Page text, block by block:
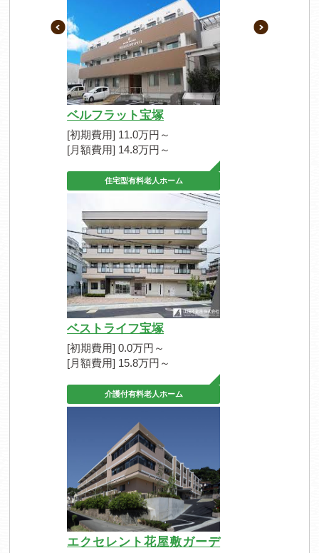
ベルフラット宝塚
[初期費用] 11.0万円～
[月額費用] 14.8万円～
住宅型有料老人ホーム
ベストライフ宝塚
[初期費用] 0.0万円～
[月額費用] 15.8万円～
介護付有料老人ホーム
エクセレント花屋敷ガーデ